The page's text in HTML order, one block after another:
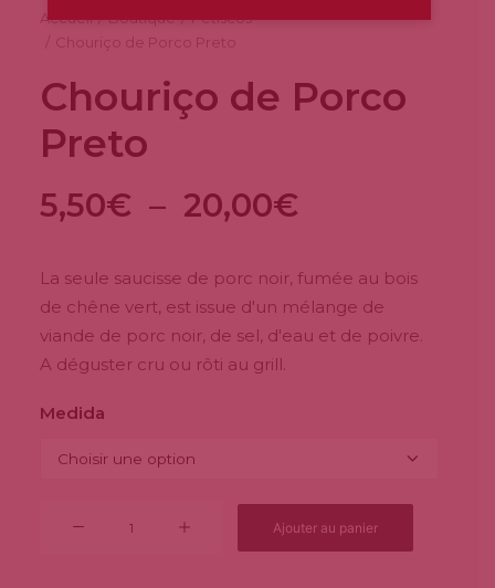
Accueil Boutique
Petiscos
Chouriço de Porco Preto
Chouriço de Porco
Preto
5,50€ – 20,00€
prix :
5,50€
à
La seule saucisse de porc noir, fumée au bois
de chêne vert, est issue d'un mélange de
viande de porc noir, de sel, d'eau et de poivre.
A déguster cru ou rôti au grill.
Medida
Ajouter au panier